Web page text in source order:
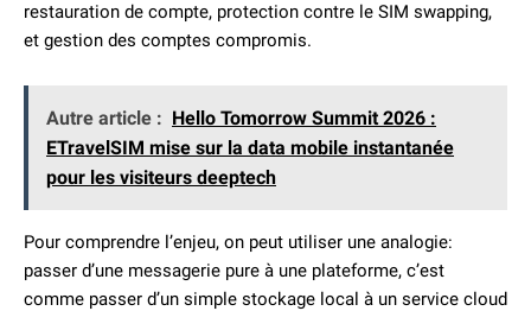
restauration de compte, protection contre le SIM swapping,
et gestion des comptes compromis.
Autre article : Hello Tomorrow Summit 2026 :
ETravelSIM mise sur la data mobile instantanée
pour les visiteurs deeptech
Pour comprendre l’enjeu, on peut utiliser une analogie:
passer d’une messagerie pure à une plateforme, c’est
comme passer d’un simple stockage local à un service cloud